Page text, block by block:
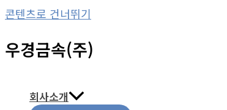
콘텐츠로 건너뛰기
우경금속(주)
회사소개